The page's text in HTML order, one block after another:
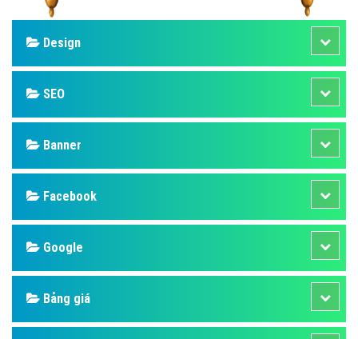
Design
SEO
Banner
Facebook
Google
Bảng giá